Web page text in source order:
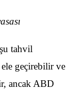
tahvil
ele geçirebilir ve
ancak ABD